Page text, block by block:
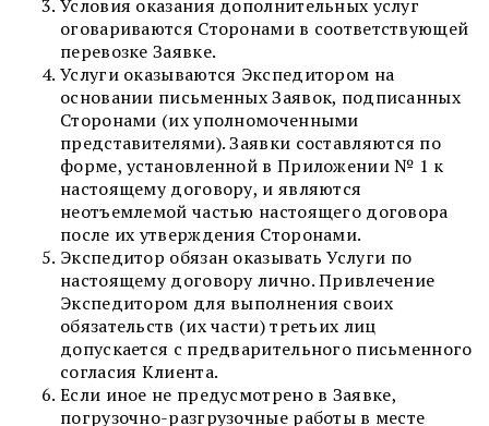
Условия оказания дополнительных услуг
оговариваются Сторонами в соответствующей
перевозке Заявке.
Услуги оказываются Экспедитором на
основании письменных Заявок, подписанных
Сторонами (их уполномоченными
представителями). Заявки составляются по
форме, установленной в Приложении № 1 к
настоящему договору, и являются
неотъемлемой частью настоящего договора
после их утверждения Сторонами.
Экспедитор обязан оказывать Услуги по
настоящему договору лично. Привлечение
Экспедитором для выполнения своих
обязательств (их части) третьих лиц
допускается с предварительного письменного
согласия Клиента.
Если иное не предусмотрено в Заявке,
погрузочно-разгрузочные работы в месте